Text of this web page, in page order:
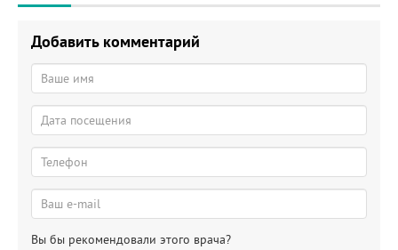
Добавить комментарий
Вы бы рекомендовали этого врача?